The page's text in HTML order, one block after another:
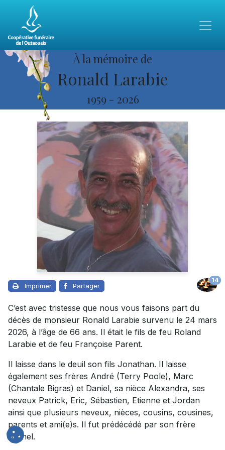
À la mémoire de
Ronald Larabie
1959 - 2026
Imprimer Partager
14
C’est avec tristesse que nous vous faisons part du
décès de monsieur Ronald Larabie survenu le 24 mars
2026, à l’âge de 66 ans. Il était le fils de feu Roland
Larabie et de feu Françoise Parent.
Il laisse dans le deuil son fils Jonathan. Il laisse
également ses frères André (Terry Poole), Marc
(Chantale Bigras) et Daniel, sa nièce Alexandra, ses
neveux Patrick, Eric, Sébastien, Etienne et Jordan
ainsi que plusieurs neveux, nièces, cousins, cousines,
parents et ami(e)s. Il fut prédécédé par son frère
Michel.